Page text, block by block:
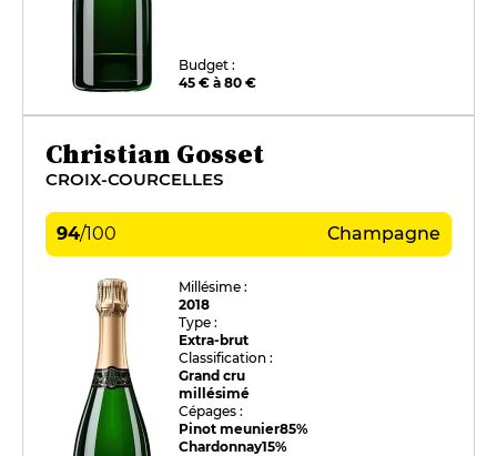
Budget :
45 € à 80 €
Christian Gosset
CROIX-COURCELLES
94/100 Champagne
Millésime :
2018
Type :
Extra-brut
Classification :
Grand cru
millésimé
Cépages :
Pinot meunier85%
Chardonnay15%